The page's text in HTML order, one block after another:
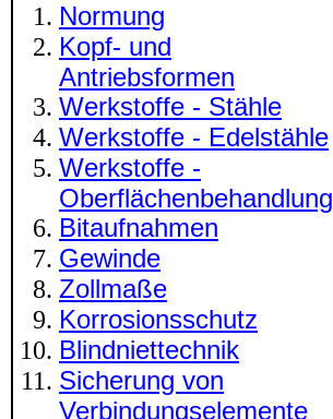
Normung
Kopf- und
Antriebsformen
Werkstoffe - Stähle
Werkstoffe - Edelstähle
Werkstoffe -
Oberflächenbehandlung
Bitaufnahmen
Gewinde
Zollmaße
Korrosionsschutz
Blindniettechnik
Sicherung von
Verbindungselemente